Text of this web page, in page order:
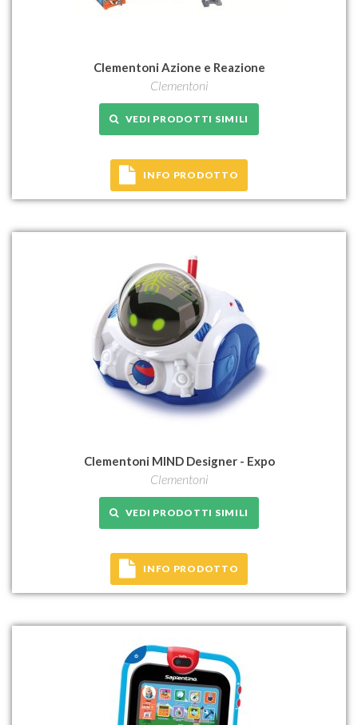
Clementoni Azione e Reazione
Clementoni
VEDI PRODOTTI SIMILI
INFO PRODOTTO
Clementoni MIND Designer - Expo
Clementoni
VEDI PRODOTTI SIMILI
INFO PRODOTTO